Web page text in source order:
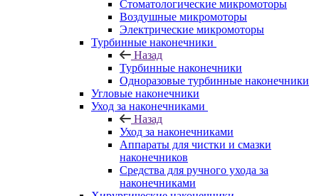
Стоматологические микромоторы
Воздушные микромоторы
Электрические микромоторы
Турбинные наконечники
Назад
Турбинные наконечники
Одноразовые турбинные наконечники
Угловые наконечники
Уход за наконечниками
Назад
Уход за наконечниками
Аппараты для чистки и смазки
наконечников
Средства для ручного ухода за
наконечниками